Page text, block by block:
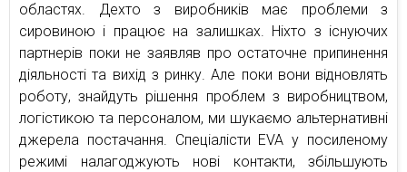
областях. Дехто з виробників має проблеми з
сировиною і працює на залишках. Ніхто з існуючих
партнерів поки не заявляв про остаточне припинення
діяльності та вихід з ринку. Але поки вони відновлять
роботу, знайдуть рішення проблем з виробництвом,
логістикою та персоналом, ми шукаємо альтернативні
джерела постачання. Спеціалісти EVA у посиленому
режимі налагоджують нові контакти, збільшують